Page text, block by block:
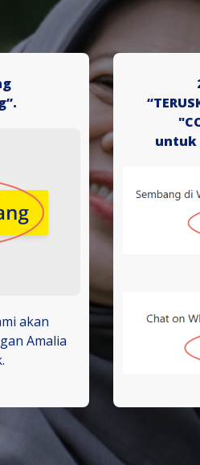
akan
Amalia
untuk